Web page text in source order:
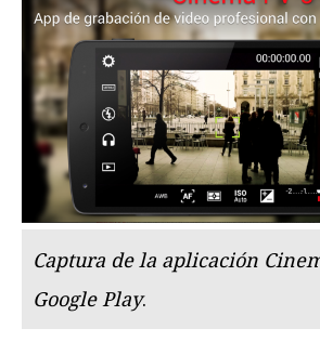
Captura de la aplicación
Google Play.